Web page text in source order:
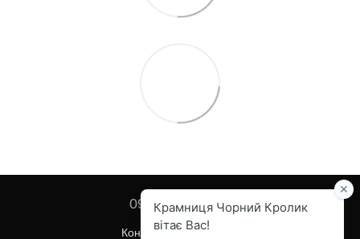
097 455-82-67
Контактна інформація